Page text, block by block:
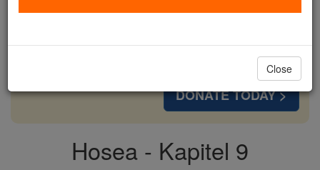
free for all. Be Courageous. Be Catholic. Stand
DONATE TODAY >
Hosea - Kapitel 9
Close